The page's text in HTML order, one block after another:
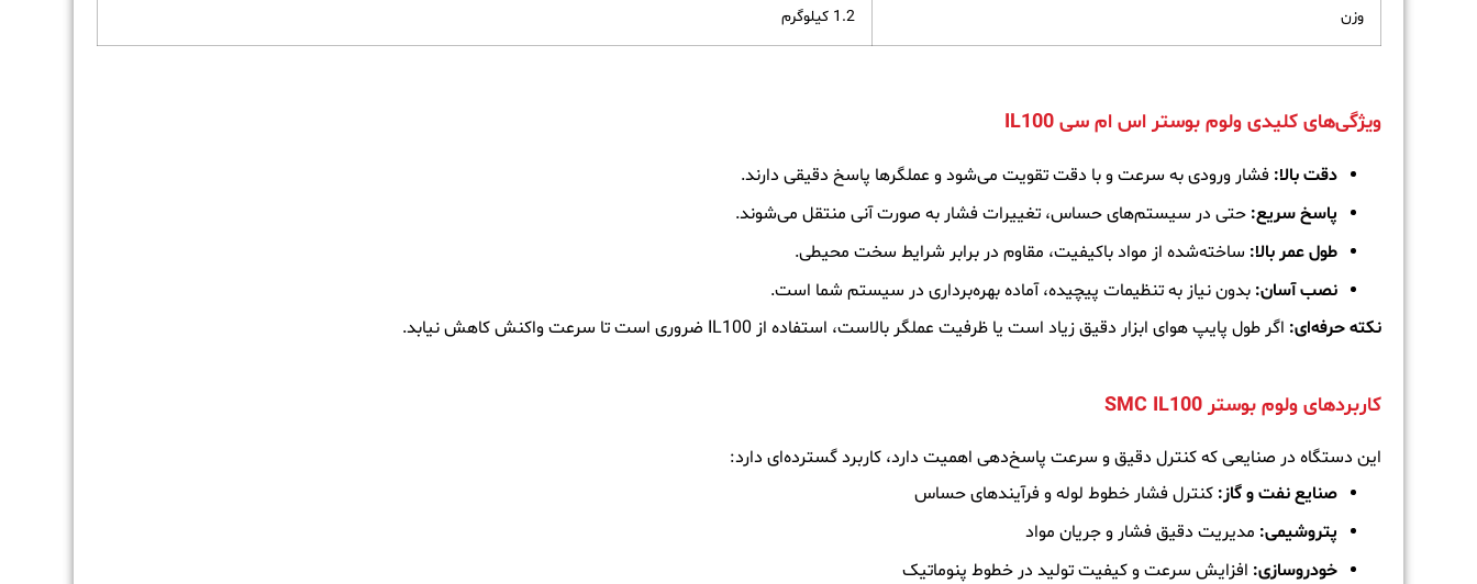
وزن 1.2 کیلوگرم
ویژگی‌های کلیدی ولوم بوستر اس ام سی IL100
دقت بالا: فشار ورودی به سرعت و با دقت تقویت می‌شود و عملگرها پاسخ دقیقی دارند.
پاسخ سریع: حتی در سیستم‌های حساس، تغییرات فشار به صورت آنی منتقل می‌شوند.
طول عمر بالا: ساخته‌شده از مواد باکیفیت، مقاوم در برابر شرایط سخت محیطی.
نصب آسان: بدون نیاز به تنظیمات پیچیده، آماده بهره‌برداری در سیستم شما است.
نکته حرفه‌ای: اگر طول پایپ هوای ابزار دقیق زیاد است یا ظرفیت عملگر بالاست، استفاده از IL100 ضروری است تا سرعت واکنش کاهش نیابد.
کاربردهای ولوم بوستر SMC IL100
این دستگاه در صنایعی که کنترل دقیق و سرعت پاسخ‌دهی اهمیت دارد، کاربرد گسترده‌ای دارد:
صنایع نفت و گاز: کنترل فشار خطوط لوله و فرآیندهای حساس
پتروشیمی: مدیریت دقیق فشار و جریان مواد
خودروسازی: افزایش سرعت و کیفیت تولید در خطوط پنوماتیک